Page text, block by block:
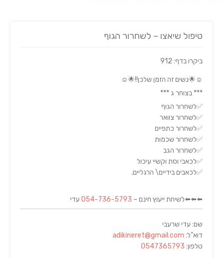
טיפול שיאצו – לשחרור הגוף
ביקרו בדף: 912
☺️🌟נשים זה הזמן שלכן!!🌟☺️
*** בצוחר ג ***
✅לשחרור הגוף
✅לשחרור צוואר
✅לשחרור כתפיים
✅לשחרור שכמות
✅לשחרור הגב
✅לכאבי וסת וקשיי עיכול
✅לכאבים בידיים\ הרגליים.
⬅️⬅️⬅️לשיחת ייעוץ חינם – 054-736-5793 עדי
שם: עדי שרעבי
דוא"ל: adikineret@gmail.com
טלפון: 0547365793